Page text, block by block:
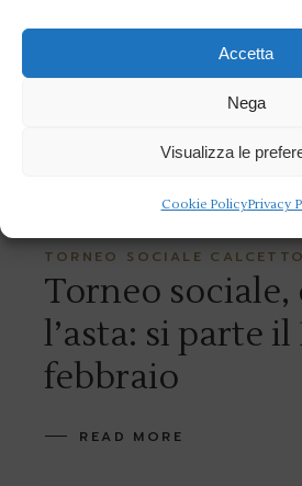
Accetta
Nega
Visualizza le
Cookie PolicyPrivacy
calciatori di tre (o quattro)
preso
TORNEO SOCIALE CALCETTO
Torneo
l’asta: si parte il
febbraio
READ MORE